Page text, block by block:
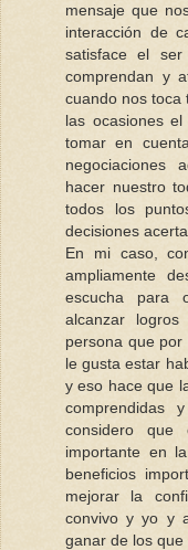
mensaje que
interacción de
satisface el
comprendan y
cuando nos toca
las ocasiones
tomar en
negociaciones
hacer nuestro
todos los
decisiones
En mi caso,
ampliamente
escucha para
alcanzar
persona que
le gusta estar
y eso hace que
comprendidas
considero
importante en
beneficios
mejorar la
convivo y yo y
ganar de los que